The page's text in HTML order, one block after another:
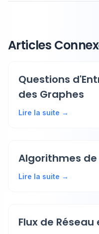
Articles
Questions
des Graphes
Lire la suite →
Algorithmes de
Lire la suite →
Flux de